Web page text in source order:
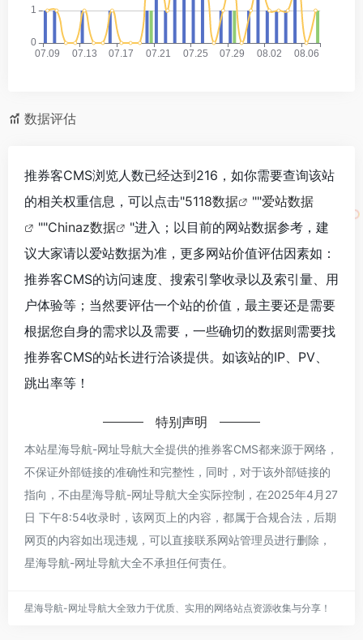
数据评估
推券客CMS浏览人数已经达到216，如你需要查询该站
的相关权重信息，可以点击"5118数据 ""爱站数据
""Chinaz数据
"进入；以目前的网站数据参考，建
议大家请以爱站数据为准，更多网站价值评估因素如：
推券客CMS的访问速度、搜索引擎收录以及索引量、用
户体验等；当然要评估一个站的价值，最主要还是需要
根据您自身的需求以及需要，一些确切的数据则需要找
推券客CMS的站长进行洽谈提供。如该站的IP、PV、
跳出率等！
特别声明
本站星海导航-网址导航大全提供的推券客CMS都来源于网络，
不保证外部链接的准确性和完整性，同时，对于该外部链接的
指向，不由星海导航-网址导航大全实际控制，在2025年4月27
日 下午8:54收录时，该网页上的内容，都属于合规合法，后期
网页的内容如出现违规，可以直接联系网站管理员进行删除，
星海导航-网址导航大全不承担任何责任。
星海导航-网址导航大全致力于优质、实用的网络站点资源收集与分享！